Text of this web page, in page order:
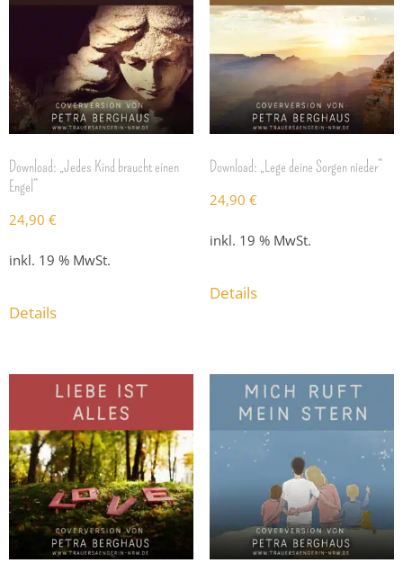
Download: „Jedes Kind braucht einen
Engel“
24,90 €
inkl. 19 % MwSt.
Details
Download: „Lege deine Sorgen nieder“
24,90 €
inkl. 19 % MwSt.
Details